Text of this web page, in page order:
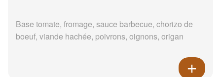
Base tomate, fromage, sauce barbecue, chorizo de
boeuf, viande hachée, poivrons, oignons, origan